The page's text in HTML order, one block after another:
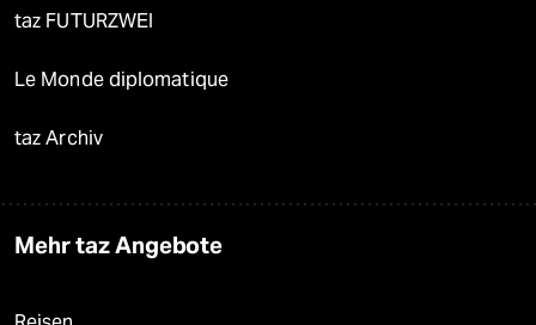
taz FUTURZWEI
Le Monde diplomatique
taz Archiv
Mehr taz Angebote